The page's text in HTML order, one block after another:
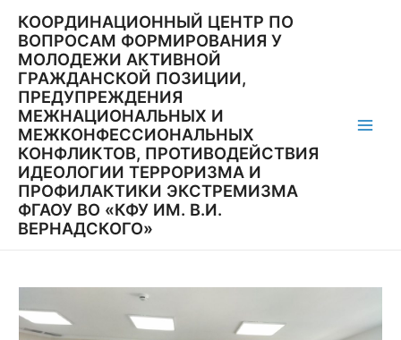
содержимому
КООРДИНАЦИОННЫЙ ЦЕНТР ПО
ВОПРОСАМ ФОРМИРОВАНИЯ У
МОЛОДЕЖИ АКТИВНОЙ
ГРАЖДАНСКОЙ ПОЗИЦИИ,
ПРЕДУПРЕЖДЕНИЯ
МЕЖНАЦИОНАЛЬНЫХ И
МЕЖКОНФЕССИОНАЛЬНЫХ
КОНФЛИКТОВ, ПРОТИВОДЕЙСТВИЯ
ИДЕОЛОГИИ ТЕРРОРИЗМА И
ПРОФИЛАКТИКИ ЭКСТРЕМИЗМА
ФГАОУ ВО «КФУ ИМ. В.И.
ВЕРНАДСКОГО»